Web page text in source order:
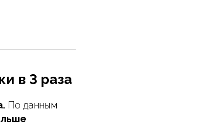
в 3 раза
По данным